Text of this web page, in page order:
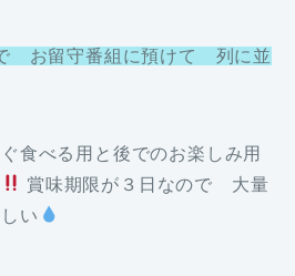
お留守番組に預けて 列に並
食べる用と後でのお楽しみ用
賞味期限が３日なので 大量
い